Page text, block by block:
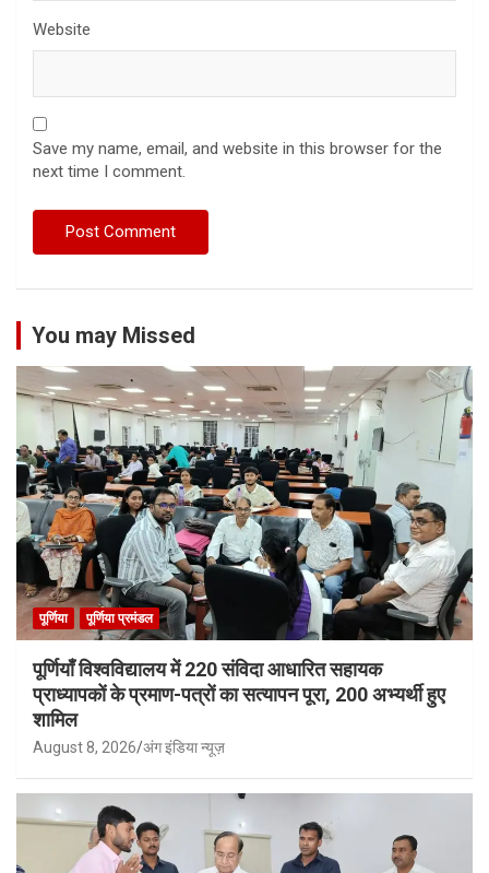
Website
Save my name, email, and website in this browser for the
next time I comment.
You may Missed
पूर्णिया पूर्णिया प्रमंडल
पूर्णियाँ विश्वविद्यालय में 220 संविदा आधारित सहायक
प्राध्यापकों के प्रमाण-पत्रों का सत्यापन पूरा, 200 अभ्यर्थी हुए
शामिल
August 8, 2026 अंग इंडिया न्यूज़